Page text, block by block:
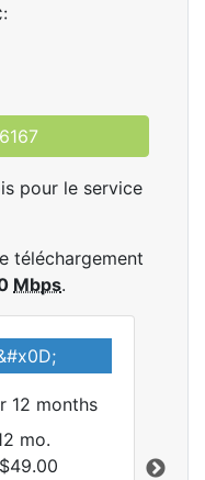
pour le service
téléchargement
Mbps.
12 months
mo.
$49.00